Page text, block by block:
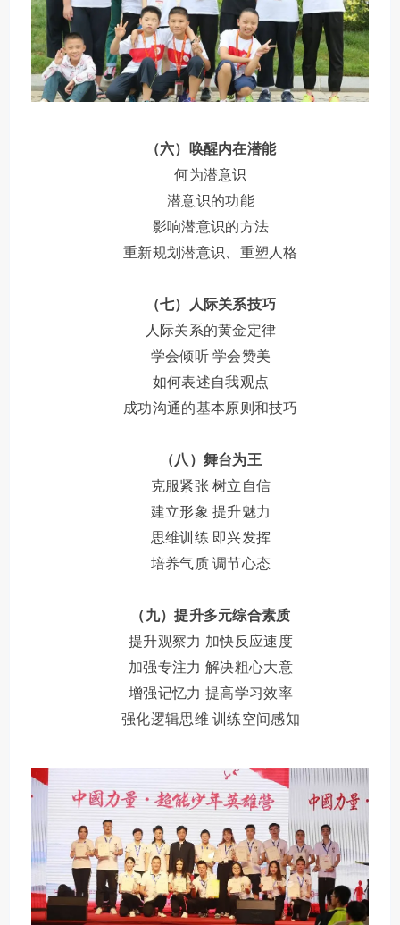
（六）唤醒内在潜能
何为潜意识
潜意识的功能
影响潜意识的方法
重新规划潜意识、重塑人格
（七）人际关系技巧
人际关系的黄金定律
学会倾听 学会赞美
如何表述自我观点
成功沟通的基本原则和技巧
（八）舞台为王
克服紧张 树立自信
建立形象 提升魅力
思维训练 即兴发挥
培养气质 调节心态
（九）提升多元综合素质
提升观察力 加快反应速度
加强专注力 解决粗心大意
增强记忆力 提高学习效率
强化逻辑思维 训练空间感知